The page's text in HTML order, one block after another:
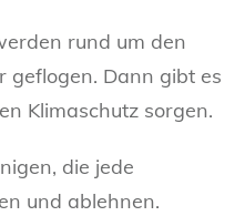
rund um den
geflogen. Dann gibt es
Klimaschutz sorgen.
die jede
und ablehnen.